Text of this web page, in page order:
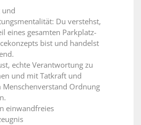
und
Du verstehst,
eines gesamten Parkplatz-
bist und handelst
echte Verantwortung zu
und mit Tatkraft und
Menschenverstand Ordnung
einwandfreies